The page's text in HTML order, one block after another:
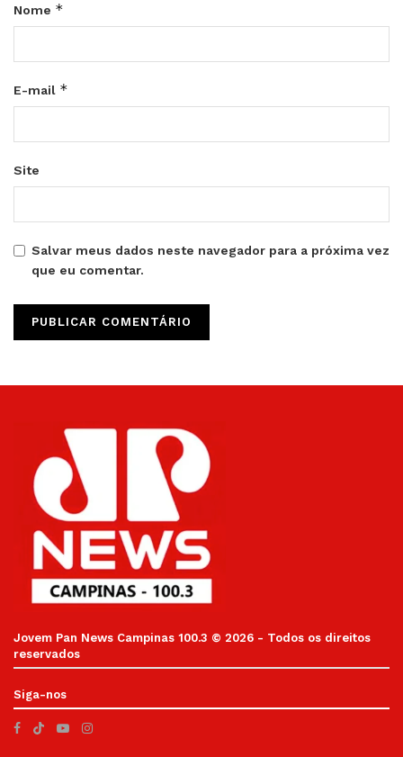
Nome *
E-mail *
Site
Salvar meus dados neste navegador para a próxima vez
que eu comentar.
Jovem Pan News Campinas 100.3 © 2026 - Todos os direitos
reservados
Siga-nos